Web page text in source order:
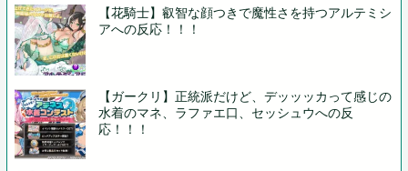
【花騎士】叡智な顔つきで魔性さを持つアルテミシ
アへの反応！！！
【ガークリ】正統派だけど、デッッッカって感じの
水着のマネ、ラファエ口、セッシュウへの反
応！！！